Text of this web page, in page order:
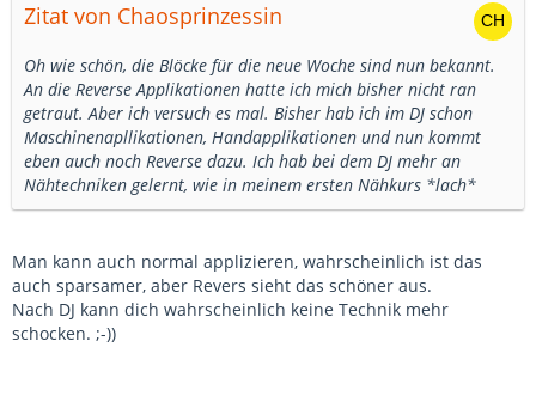
Zitat von Chaosprinzessin
Oh wie schön, die Blöcke für die neue Woche sind nun bekannt.
An die Reverse Applikationen hatte ich mich bisher nicht ran
getraut. Aber ich versuch es mal. Bisher hab ich im DJ schon
Maschinenapllikationen, Handapplikationen und nun kommt
eben auch noch Reverse dazu. Ich hab bei dem DJ mehr an
Nähtechniken gelernt, wie in meinem ersten Nähkurs *lach*
Man kann auch normal applizieren, wahrscheinlich ist das
auch sparsamer, aber Revers sieht das schöner aus.
Nach DJ kann dich wahrscheinlich keine Technik mehr
schocken. ;-))